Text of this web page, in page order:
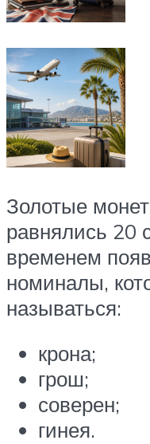
Золотые
равнялись 20
временем
номиналы,
называться:
крона;
грош;
соверен;
гинея.